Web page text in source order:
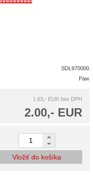
SDL970000
Paw
1.63,- EUR bez DPH
2.00,- EUR
Vložiť do košíka